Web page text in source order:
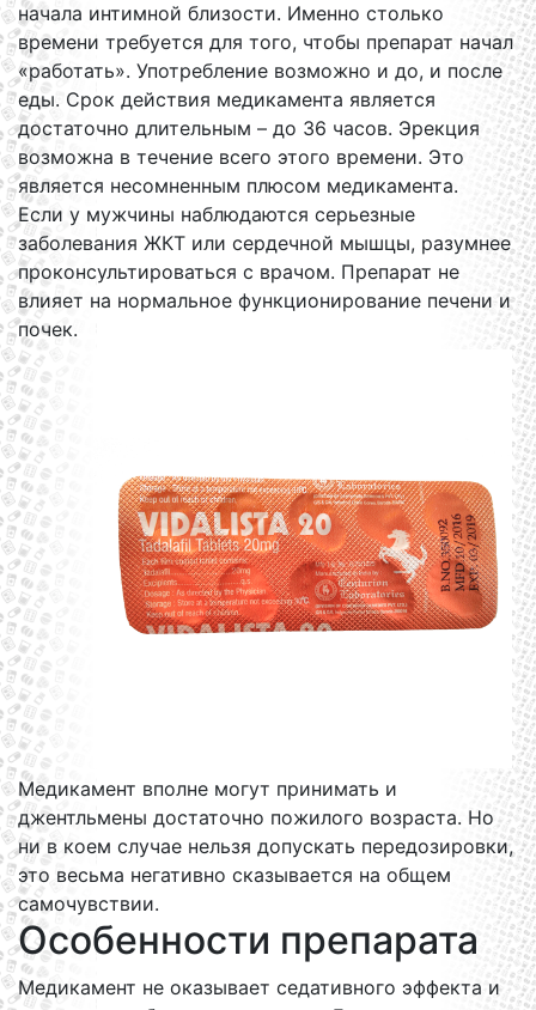
начала интимной близости. Именно столько
времени требуется для того, чтобы препарат начал
«работать». Употребление возможно и до, и после
еды. Срок действия медикамента является
достаточно длительным – до 36 часов. Эрекция
возможна в течение всего этого времени. Это
является несомненным плюсом медикамента.
Если у мужчины наблюдаются серьезные
заболевания ЖКТ или сердечной мышцы, разумнее
проконсультироваться с врачом. Препарат не
влияет на нормальное функционирование печени и
почек.
Медикамент вполне могут принимать и
джентльмены достаточно пожилого возраста. Но
ни в коем случае нельзя допускать передозировки,
это весьма негативно сказывается на общем
самочувствии.
Особенности препарата
Медикамент не оказывает седативного эффекта и